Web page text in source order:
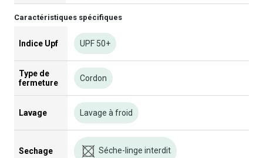
Caractéristiques spécifiques
Indice Upf UPF 50+
Type de
fermeture
Cordon
Lavage Lavage à froid
Sechage Séche-linge interdit